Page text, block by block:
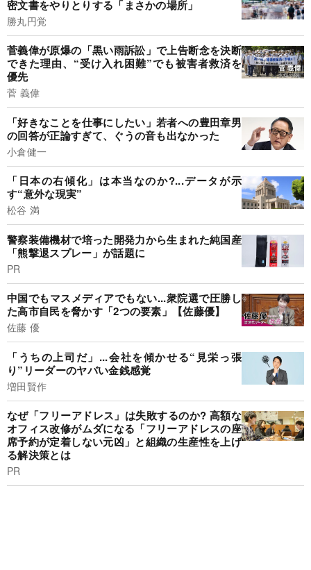
密文書をやりとりする「まさかの場所」
勝丸円覚
菅義偉が原爆の「黒い雨訴訟」で上告断念を決断
できた理由、“受け入れ困難”でも被害者救済を
優先
菅 義偉
「好きなことを仕事にしたい」若者への豊田章男
の回答が正論すぎて、ぐうの音も出なかった
小倉健一
「日本の右傾化」は本当なのか?...データが示
す“意外な現実”
松谷 満
警察装備機材で培った開発力から生まれた純国産
「熊撃退スプレー」が話題に
PR
中国でもマスメディアでもない...衆院選で圧勝し
た高市自民を脅かす「2つの要素」【佐藤優】
佐藤 優
「うちの上司だ」...会社を傾かせる“見栄っ張
り”リーダーのヤバい金銭感覚
増田賢作
なぜ「フリーアドレス」は失敗するのか? 高額な
オフィス改修がムダになる「フリーアドレスの座
席予約が定着しない元凶」と組織の生産性を上げ
る解決策とは
PR